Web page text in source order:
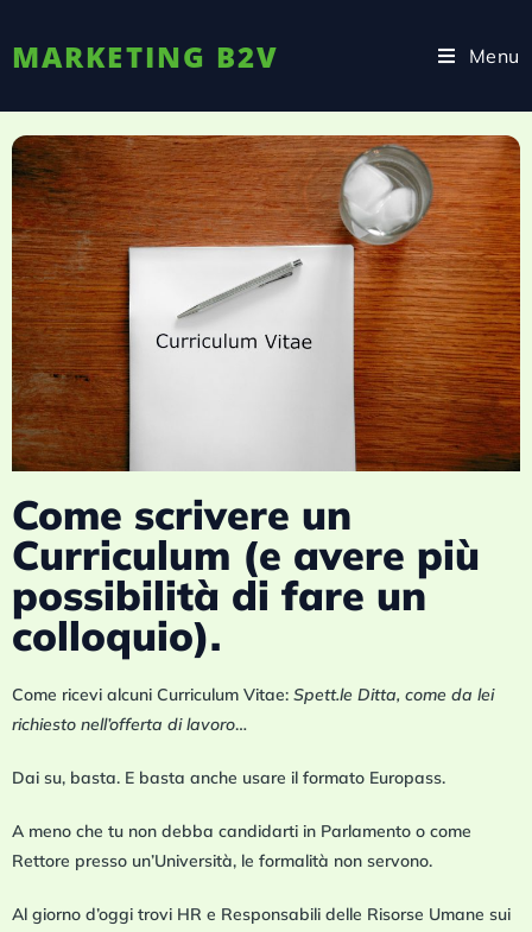
MARKETING B2V Menu
Come scrivere un
Curriculum (e avere più
possibilità di fare un
colloquio).
Come ricevi alcuni Curriculum Vitae: Spett.le Ditta, come da lei
richiesto nell’offerta di lavoro…
Dai su, basta. E basta anche usare il formato Europass.
A meno che tu non debba candidarti in Parlamento o come
Rettore presso un’Università, le formalità non servono.
Al giorno d’oggi trovi HR e Responsabili delle Risorse Umane sui